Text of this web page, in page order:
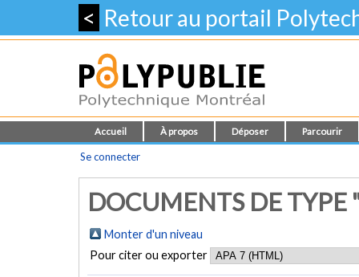
< Retour au portail
Accueil À propos Déposer Parcourir
Se connecter
DOCUMENTS DE
Monter d'un niveau
Pour citer ou exporter